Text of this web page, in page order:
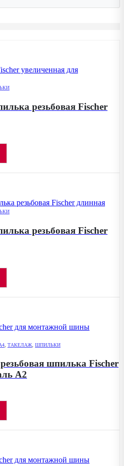
резьбовая Fischer
резьбовая Fischer
ТАКЕЛАЖ ШПИЛЬКИ
шпилька Fischer
А2